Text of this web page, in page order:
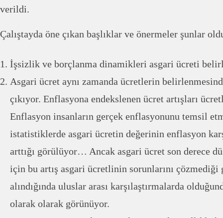
verildi.
Çalıştayda öne çıkan başlıklar ve önermeler şunlar
İşsizlik ve borçlanma dinamikleri asgari ücreti
Asgari ücret aynı zamanda ücretlerin
çıkıyor. Enflasyona endekslenen ücret artışları
Enflasyon insanların gerçek enflasyonunu temsil
istatistiklerde asgari ücretin değerinin enflasyon
arttığı görülüyor… Ancak asgari ücret son derece
için bu artış asgari ücretlinin sorunlarını
alındığında uluslar arası karşılaştırmalarda
olarak olarak görünüyor.